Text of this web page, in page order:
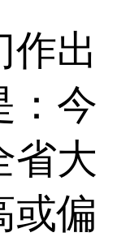
出
：今
省大
或偏